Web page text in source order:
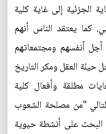
الجزئية إلى غاية كلية
كما يعتقد الناس أنهم
أنفسهم ومجتمعاتهم
حيلة العقل ومكر التاريخ
مطلقة وأفعال كلية
"من مصلحة الشعوب
البحث على أنشطة حيوية